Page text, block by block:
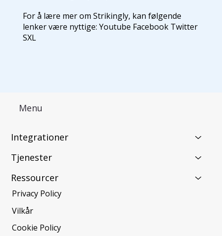
For å lære mer om Strikingly, kan følgende
lenker være nyttige: Youtube Facebook Twitter
SXL
Menu
Privacy Policy
Integrationer
Tjenester
Ressourcer
Vilkår
Cookie Policy